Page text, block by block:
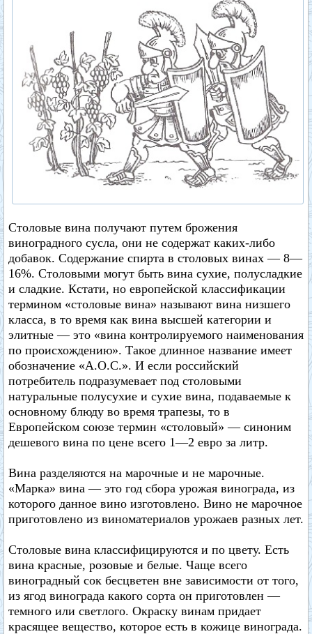
Столовые вина получают путем брожения
виноградного сусла, они не содержат каких-либо
добавок. Содержание спирта в столовых винах — 8—
16%. Столовыми могут быть вина сухие, полусладкие
и сладкие. Кстати, но европейской классификации
термином «столовые вина» называют вина низшего
класса, в то время как вина высшей категории и
элитные — это «вина контролируемого наименования
по происхождению». Такое длинное название имеет
обозначение «А.О.С.». И если российский
потребитель подразумевает под столовыми
натуральные полусухие и сухие вина, подаваемые к
основному блюду во время трапезы, то в
Европейском союзе термин «столовый» — синоним
дешевого вина по цене всего 1—2 евро за литр.
Вина разделяются на марочные и не марочные.
«Марка» вина — это год сбора урожая винограда, из
которого данное вино изготовлено. Вино не марочное
приготовлено из виноматериалов урожаев разных лет.
Столовые вина классифицируются и по цвету. Есть
вина красные, розовые и белые. Чаще всего
виноградный сок бесцветен вне зависимости от того,
из ягод винограда какого сорта он приготовлен —
темного или светлого. Окраску винам придает
красящее вещество, которое есть в кожице винограда.